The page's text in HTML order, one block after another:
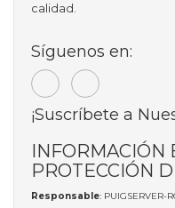
calidad.
Síguenos en:
¡Suscríbete a
INFORMACIÓN
PROTECCIÓN
Responsable: PUIGSERVER-